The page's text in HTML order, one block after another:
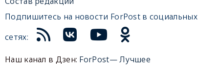
Подпишитесь на новости ForPost в социальных
сетях:
Наш канал в Дзен: ForPost— Лучшее